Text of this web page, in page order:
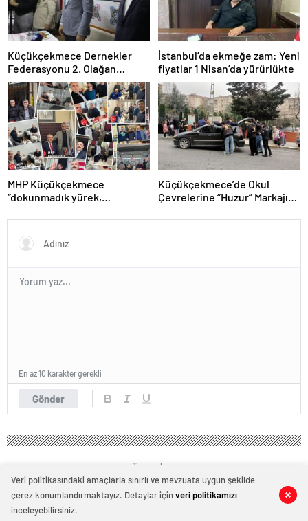
0 0
Küçükçekmece Dernekler
Federasyonu 2. Olağan
kongresin de güven
tazelendi.
İstanbul’da ekmeğe zam: Yeni
fiyatlar 1 Nisan’da yürürlükte
MHP Küçükçekmece
“dokunmadık yürek,
edilmedik hane ve esnaf
kalmayacak”
Küçükçekmece’de Okul
Çevrelerine “Huzur” Markajı:
Denetim!
Gönder
En az 10 karakter gerekli
Temadam
Veri politikasındaki amaçlarla sınırlı ve mevzuata uygun şekilde
çerez konumlandırmaktayız. Detaylar içinveri politikamızı
inceleyebilirsiniz.